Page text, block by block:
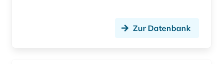
inszenierte photographie (1)Zur Datenbank